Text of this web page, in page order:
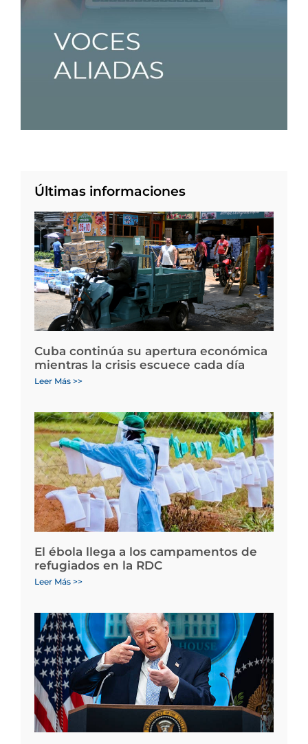
Últimas informaciones
Cuba continúa su apertura económica
mientras la crisis escuece cada día
Leer Más >>
El ébola llega a los campamentos de
refugiados en la RDC
Leer Más >>